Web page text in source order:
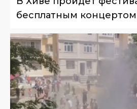
бесплатным